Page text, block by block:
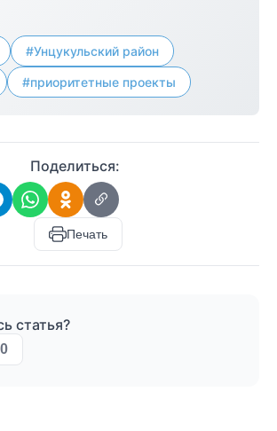
#Унцукульский район
#приоритетные проекты
Поделиться:
Печать
статья?
0